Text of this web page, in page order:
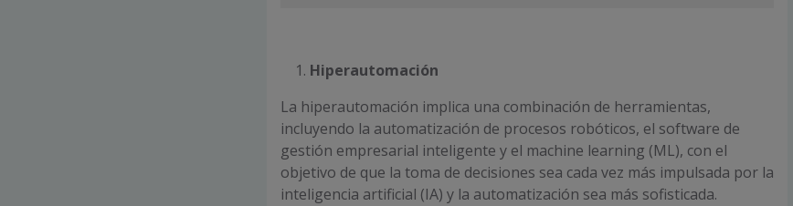
Hiperautomación
La hiperautomación implica una combinación de herramientas,
incluyendo la automatización de procesos robóticos, el software de
gestión empresarial inteligente y el machine learning (ML), con el
objetivo de que la toma de decisiones sea cada vez más impulsada por la
inteligencia artificial (IA) y la automatización sea más sofisticada.